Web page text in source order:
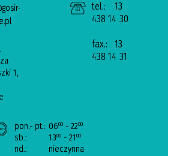
1,
tel.:
13
438 14 30
fax.:
13
438 14 31
pon.- pt.: 0600 - 2200
sb.: 1300 - 21 00
nd.: nieczynna